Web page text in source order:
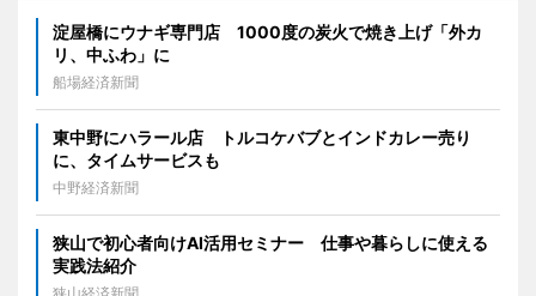
淀屋橋にウナギ専門店 1000度の炭火で焼き上げ「外カ
リ、中ふわ」に
船場経済新聞
東中野にハラール店 トルコケバブとインドカレー売り
に、タイムサービスも
中野経済新聞
狭山で初心者向けAI活用セミナー 仕事や暮らしに使える
実践法紹介
狭山経済新聞